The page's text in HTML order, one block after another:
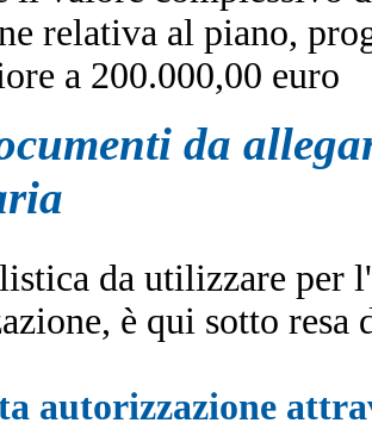
relativa al piano,
a 200.000,00 euro
da
da utilizzare per
è qui sotto resa
autorizzazione